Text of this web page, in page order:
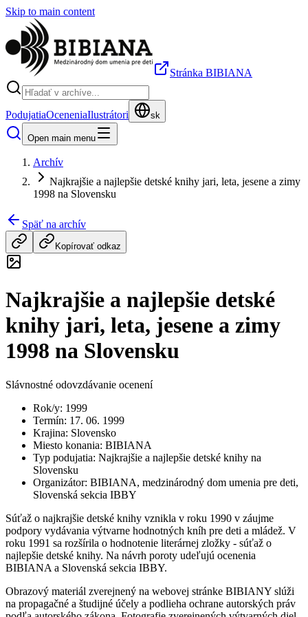
Skip to main content
Stránka BIBIANA
PodujatiaOceneniaIlustrátori sk
Open main menu
Archív
Najkrajšie a najlepšie detské knihy jari, leta, jesene a zimy
1998 na Slovensku
Späť na archív
Kopírovať odkaz
Najkrajšie a najlepšie detské
knihy jari, leta, jesene a zimy
1998 na Slovensku
Slávnostné odovzdávanie ocenení
Rok/y: 1999
Termín: 17. 06. 1999
Krajina: Slovensko
Miesto konania: BIBIANA
Typ podujatia: Najkrajšie a najlepšie detské knihy na
Slovensku
Organizátor: BIBIANA, medzinárodný dom umenia pre deti,
Slovenská sekcia IBBY
Súťaž o najkrajšie detské knihy vznikla v roku 1990 v záujme
podpory vydávania výtvarne hodnotných kníh pre deti a mládež. V
roku 1991 sa rozšírila o hodnotenie literárnej zložky - súťaž o
najlepšie detské knihy. Na návrh poroty udeľujú ocenenia
BIBIANA a Slovenská sekcia IBBY.
Obrazový materiál zverejnený na webovej stránke BIBIANY slúži
na propagačné a študijné účely a podlieha ochrane autorských práv